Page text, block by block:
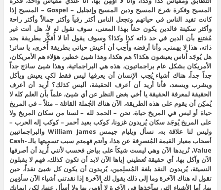
المسيح وفكرة شرع المسيح ودين المسيح وإنجليل – Gospel – المسيح إذا
كانت تفيد الناس في حياتهم وتجعل الناس أكثر رقياً وأكثر جمالاً وأكثر راحة
وأكثر سكينة فالدين يكون حقاً بهذا المعنى، سوف نقول له لأ، هل أنت غير
مُقتنِع بأن الدين في حد ذاته كذا وكذا؟ وسوف يقول أنا لا أُفكِّر بطريقة بحد
ذاته، هذا لا يهمني، وأنا أرفضه وأُحِب أن أعيش حياتي بطريقة أُخرى، يا ساتر!
هل يُوجَد أُناس يعيشون هكذا؟ هم هكذا، وهذا شيئ خطير، هؤلاء هم الأمريكان،
الأمريكان بشكل عام براجماتيون، هذه هي البراجماتية، وهذا شيئ ساذج جداً
جداً جداً، هناك أشياء يُحِب الإنسان أن يعرفها ليس فقط لكي يعيش ويأكل
ويشرب ويسعد، فأنا أُريد أن أعرف الحقيقة، أليس كذلك؟ أُريد أن أعرف
الحقيقة لمعرفة الحقيقة يا أخي بغض النظر عن أي شيئ، علماً بأن العلم كله لا
يُمكِن أن يقوم على هذه الطريقة، الآن هناك الجُملة القائلة – مثلاً – في المريخ
حياة أو ليس في المريخ حياة، نحن – الحمد لله – لسنا من سكان المريخ ولا
على المريخ يُوجَد سكان يُريدون غزونا، كوكب بعيد أحمر – كوكب إله الحرب –
وليس لنا علاقة به، نسأل ويليام جيمس William James والبراجماتيين
أصحاب معيار القيمة المُنصرِفة عن هذا، وأنتم فهمتم سبب تسميتها بالـ Cash-
Value، نُريدها الآن وهي ليست شيكاً على بياض فحسب لأنني أُريد أن أصرفها
الآن وآكل بها، أي حقيقة تُعطيني إياها الآن لابد أن تكون كذلك، فهم لا يقبلون
النسيئة، يُريدون النقد بلغة المُسلِمين، يُريدون أن يكون كل شيئ نقداً، حين
تقول له هناك الآخرة وما إلى ذلك يقول لك الآخرة إذا نقدتني أشياء الآن سأؤمِن
بها، أما الأشياء التي سآخذها في الآخرة لا أُؤمِن بها ولا أسأل عنها، لكن إيمانك